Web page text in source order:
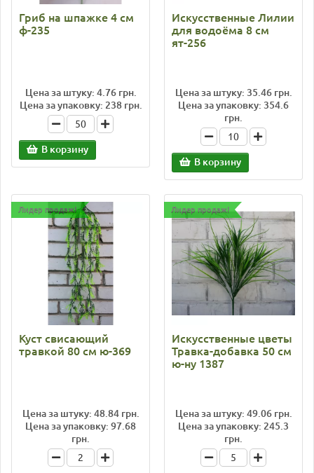
Гриб на шпажке 4 см
ф-235
Цена за штуку: 4.76 грн.
Цена за упаковку: 238 грн.
В корзину
Искусственные Лилии
для водоёма 8 см
ят-256
Цена за штуку: 35.46 грн.
Цена за упаковку: 354.6
грн.
В корзину
Лидер продаж!
Куст свисающий
травкой 80 см ю-369
Цена за штуку: 48.84 грн.
Цена за упаковку: 97.68
грн.
Лидер продаж!
Искусственные цветы
Травка-добавка 50 см
ю-ну 1387
Цена за штуку: 49.06 грн.
Цена за упаковку: 245.3
грн.